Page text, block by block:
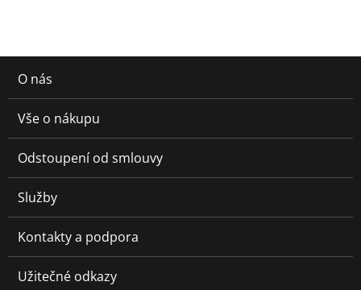
O nás
Vše o nákupu
Odstoupení od smlouvy
Služby
Kontakty a podpora
Užitečné odkazy